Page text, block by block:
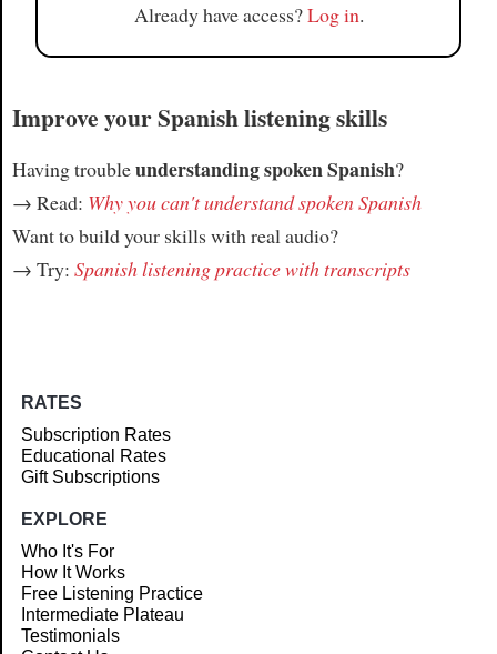
Already have access?Log in.
Improve your Spanish listening skills
Having troubleunderstanding spoken Spanish?
→ Read: Why you can't understand spoken Spanish
Want to build your skills with real audio?
→ Try: Spanish listening practice with transcripts
RATES
Subscription Rates
Educational Rates
Gift Subscriptions
EXPLORE
Who It's For
How It Works
Free Listening Practice
Intermediate Plateau
Testimonials